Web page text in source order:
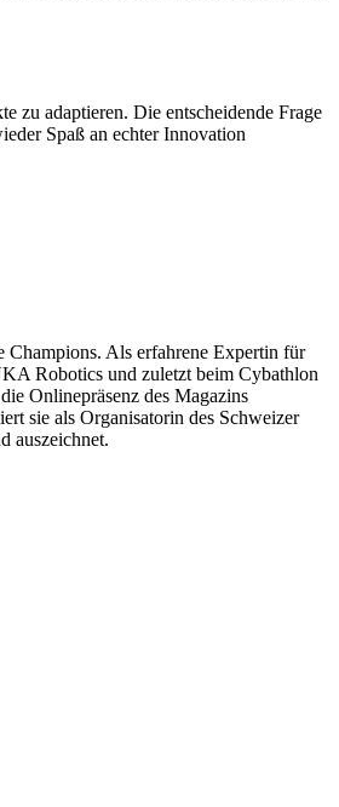
zu adaptieren. Die entscheidende Frage
Spaß an echter Innovation
Champions. Als erfahrene Expertin für
Robotics und zuletzt beim Cybathlon
Onlinepräsenz des Magazins
sie als Organisatorin des Schweizer
auszeichnet.